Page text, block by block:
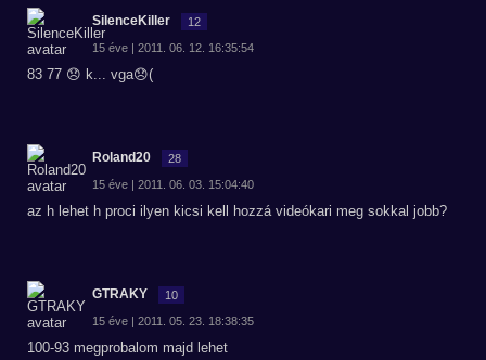
SilenceKiller 12
15 éve | 2011. 06. 12. 16:35:54
83 77 😞 k... vga😞(
Roland20 28
15 éve | 2011. 06. 03. 15:04:40
az h lehet h proci ilyen kicsi kell hozzá videókari meg sokkal jobb?
GTRAKY 10
15 éve | 2011. 05. 23. 18:38:35
100-93 megprobalom majd lehet